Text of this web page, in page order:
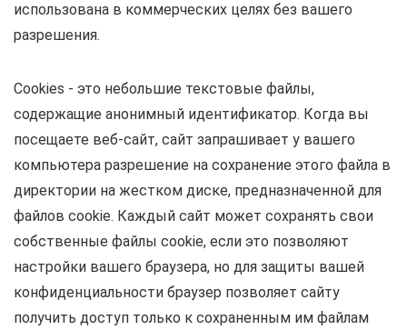
использована в коммерческих целях без вашего
разрешения.
Cookies - это небольшие текстовые файлы,
содержащие анонимный идентификатор. Когда вы
посещаете веб-сайт, сайт запрашивает у вашего
компьютера разрешение на сохранение этого файла в
директории на жестком диске, предназначенной для
файлов cookie. Каждый сайт может сохранять свои
собственные файлы cookie, если это позволяют
настройки вашего браузера, но для защиты вашей
конфиденциальности браузер позволяет сайту
получить доступ только к сохраненным им файлам